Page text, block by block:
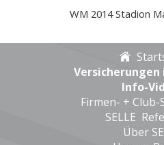
WM 2014 Stadion
Info-
Firmen- +
SELLE
Über